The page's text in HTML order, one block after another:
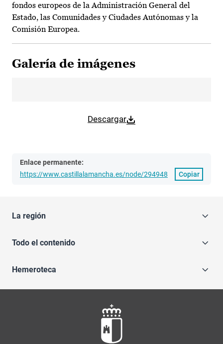
fondos europeos de la Administración General del
Estado, las Comunidades y Ciudades Autónomas y la
Comisión Europea.
Galería de imágenes
Descargar
Enlace permanente:
https://www.castillalamancha.es/node/294948
Copiar
La región
Todo el contenido
Hemeroteca